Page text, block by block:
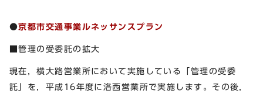
●京都市交通事業ルネッサンスプラン
■管理の受委託の拡大
現在，横大路営業所において実施している「管理の受委
託」を，平成16年度に洛西営業所で実施します。その後，